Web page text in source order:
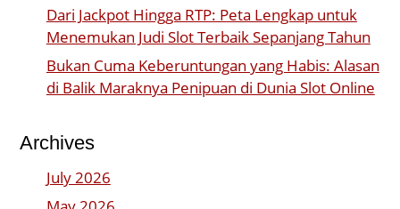
Dari Jackpot Hingga RTP: Peta Lengkap untuk
Menemukan Judi Slot Terbaik Sepanjang Tahun
Bukan Cuma Keberuntungan yang Habis: Alasan
di Balik Maraknya Penipuan di Dunia Slot Online
Archives
July 2026